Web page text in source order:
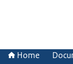
Home